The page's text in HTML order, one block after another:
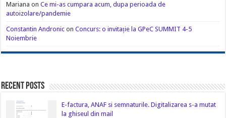
Mariana onCe mi-as cumpara acum, dupa perioada de
autoizolare/pandemie
Constantin Andronic onConcurs: o invitație la GPeC SUMMIT 4-5
Noiembrie
Recent Posts
E-factura, ANAF si semnaturile. Digitalizarea s-a mutat
la ghiseul din mail